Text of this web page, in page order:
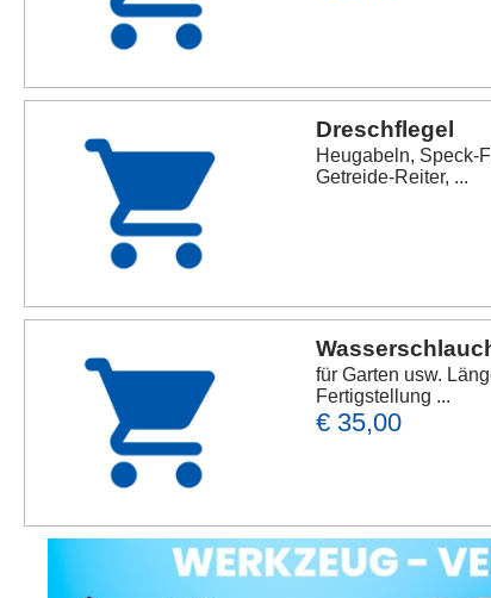
Dreschflegel
Heugabeln, Speck-
Getreide-Reiter, ...
für Garten usw.
Fertigstellung ...
€ 35,00